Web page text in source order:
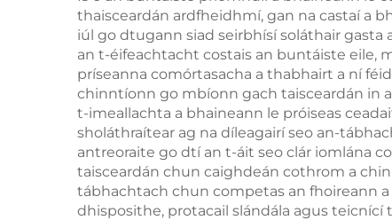
thaisceardán ardfheidhmí, gan na castaí a
iúl go dtugann siad seirbhísí soláthair
an t-éifeachtacht costais an buntáiste eile,
príseanna comórtasacha a thabhairt a ní
chinntíonn go mbíonn gach taisceardán in
t-imeallachta a bhaineann le próiseas
sholáthraítear ag na díleagairí seo an-
antreoraite go dtí an t-áit seo clár iomlána
taisceardán chun caighdeán cothrom a
tábhachtach chun competas an fhoireann
dhisposithe, protacail slándála agus teicnící